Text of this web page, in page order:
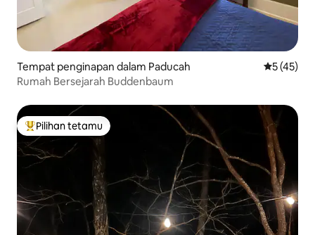
Tempat penginapan dalam Paducah
5 (45)
Rumah Bersejarah Buddenbaum
Pilihan utama tetamu
Pilihan tetamu